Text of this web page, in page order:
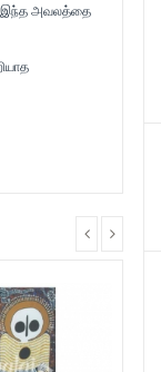
இந்த அவலத்தை